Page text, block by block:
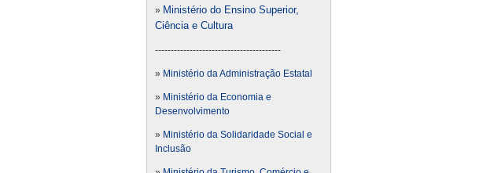
» Ministério do Ensino Superior,
Ciência e Cultura
----------------------------------------
» Ministério da Administração Estatal
» Ministério da Economia e
Desenvolvimento
» Ministério da Solidaridade Social e
Inclusão